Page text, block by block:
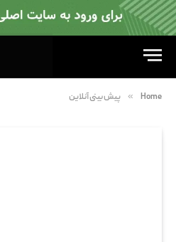
Home
» پیش بینی آنلاین